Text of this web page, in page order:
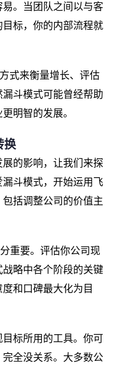
。当团队之间以与客
标，你的内部流程就
式来衡量增长、评估
斗模式可能曾经帮助
明智的发展。
换
的影响，让我们来探
斗模式，开始运用飞
括调整公司的价值主
重要。评估你公司现
略中各个阶段的关键
和口碑最大化为目
标所用的工具。你可
全没关系。大多数公